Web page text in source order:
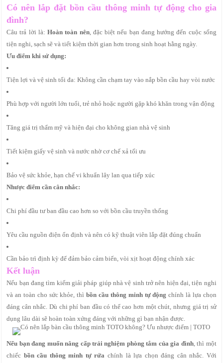
Có nên lắp đặt bồn cầu thông minh tự động cho gia
đình?
Câu trả lời là:Hoàn toàn nên, đặc biệt nếu bạn đang hướng đến cuộc sống
tiện nghi, sạch sẽ và tiết kiệm thời gian hơn trong sinh hoạt hằng ngày.
Ưu điểm khi sử dụng:
Tiện lợi và vệ sinh tối đa: Không cần chạm tay vào nắp bồn cầu hay vòi nước
Phù hợp với người lớn tuổi, trẻ nhỏ hoặc người gặp khó khăn trong vận động
Tăng giá trị thẩm mỹ và hiện đại cho không gian nhà vệ sinh
Tiết kiệm giấy vệ sinh và nước nhờ cơ chế xả tối ưu
Bảo vệ sức khỏe, hạn chế vi khuẩn lây lan qua tiếp xúc
Nhược điểm cần cân nhắc:
Chi phí đầu tư ban đầu cao hơn so với bồn cầu truyền thống
Yêu cầu nguồn điện ổn định và nên có kỹ thuật viên lắp đặt đúng chuẩn
Cần bảo trì định kỳ để đảm bảo cảm biến, vòi xịt hoạt động chính xác
Kết luận
Nếu bạn đang tìm kiếm giải pháp giúp nhà vệ sinh trở nên hiện đại, tiện nghi
và an toàn cho sức khỏe, thìbồn cầu thông minh tự động chính là lựa chọn
đáng cân nhắc. Dù chi phí ban đầu có thể cao hơn một chút, nhưng giá trị sử
dụng lâu dài sẽ hoàn toàn xứng đáng với những gì bạn nhận được.
Nếu bạn đang muốn nâng cấp trải nghiệm phòng tắm của gia đình, thì một
chiếc bồn cầu thông minh tự rửa chính là lựa chọn đáng cân nhắc. Với